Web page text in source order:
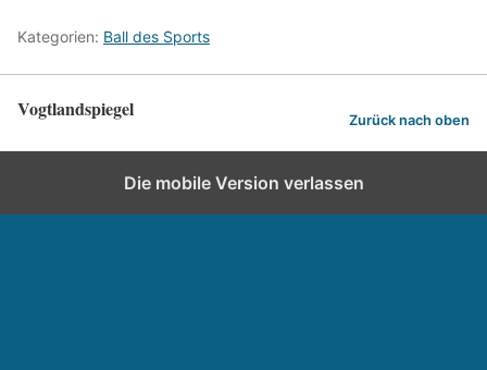
Kategorien: Ball des Sports
Vogtlandspiegel Zurück nach oben
Die mobile Version verlassen